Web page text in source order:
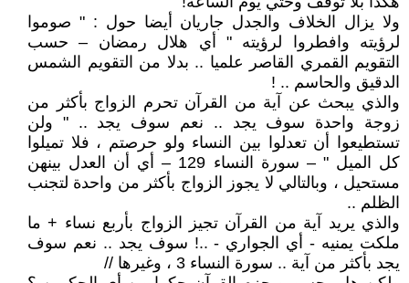
ولا يزال الخلاف والجدل جاريان أيضا حول : " صوموا
لرؤيته وافطروا لرؤيته " أي هلال رمضان – حسب
التقويم القمري القاصر علميا .. بدلا من التقويم الشمس
الدقيق والحاسم .. !
والذي يبحث عن آية من القرآن تحرم الزواج بأكثر من
زوجة واحدة سوف يجد .. نعم سوف يجد .. " ولن
تستطيعوا أن تعدلوا بين النساء ولو حرصتم ، فلا تميلوا
كل الميل " – سورة النساء 129 – أي أن العدل بينهن
مستحيل ، وبالتالي لا يجوز الزواج بأكثر من واحدة لتجنب
الظلم ..
والذي يريد آية من القرآن تجيز الزواج بأربع نساء + ما
ملكت يمنيه - أي الجواري - ..! سوف يجد .. نعم سوف
يجد بأكثر من آية .. سورة النساء 3 ، وغيرها //